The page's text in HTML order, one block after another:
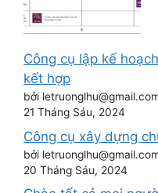
Công cụ lập kế
kết hợp
bởi
21 Tháng Sáu, 2024
Công cụ xây dựng
bởi
20 Tháng Sáu, 2024